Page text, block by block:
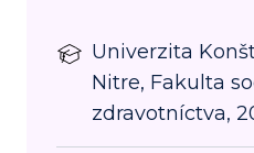
Univerzita
Nitre, Fakulta
zdravotníctva,